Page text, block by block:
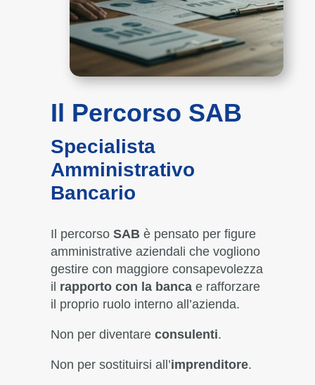
Il Percorso SAB
Specialista
Amministrativo
Bancario
Il percorso SABè pensato per figure
amministrative aziendali che vogliono
gestire con maggiore consapevolezza
il rapporto con la bancae rafforzare
il proprio ruolo interno all’azienda.
Non per diventare consulenti.
Non per sostituirsi all’imprenditore.